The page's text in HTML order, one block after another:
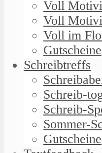
Voll
Voll
Voll im
Gutscheine
Schreibtreffs
Schreib-
Schreib-
Sommer-
Gutscheine